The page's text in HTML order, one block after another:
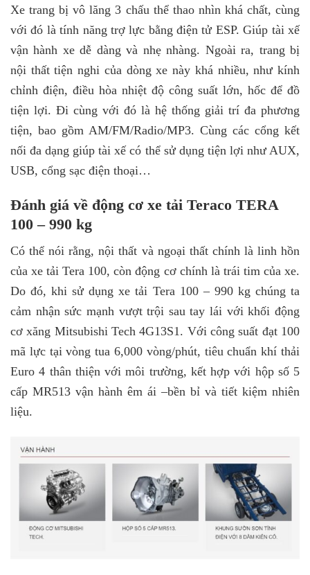
Xe trang bị vô lăng 3 chấu thể thao nhìn khá chất, cùng
với đó là tính năng trợ lực bằng điện tử ESP. Giúp tài xế
vận hành xe dễ dàng và nhẹ nhàng. Ngoài ra, trang bị
nội thất tiện nghi của dòng xe này khá nhiều, như kính
chỉnh điện, điều hòa nhiệt độ công suất lớn, hốc để đồ
tiện lợi. Đi cùng với đó là hệ thống giải trí đa phương
tiện, bao gồm AM/FM/Radio/MP3. Cùng các cổng kết
nối đa dạng giúp tài xế có thể sử dụng tiện lợi như AUX,
USB, cổng sạc điện thoại…
Đánh giá về động cơ xe tải Teraco TERA
100 – 990 kg
Có thể nói rằng, nội thất và ngoại thất chính là linh hồn
của xe tải Tera 100, còn động cơ chính là trái tim của xe.
Do đó, khi sử dụng xe tải Tera 100 – 990 kg chúng ta
cảm nhận sức mạnh vượt trội sau tay lái với khối động
cơ xăng Mitsubishi Tech 4G13S1. Với công suất đạt 100
mã lực tại vòng tua 6,000 vòng/phút, tiêu chuẩn khí thải
Euro 4 thân thiện với môi trường, kết hợp với hộp số 5
cấp MR513 vận hành êm ái –bền bỉ và tiết kiệm nhiên
liệu.